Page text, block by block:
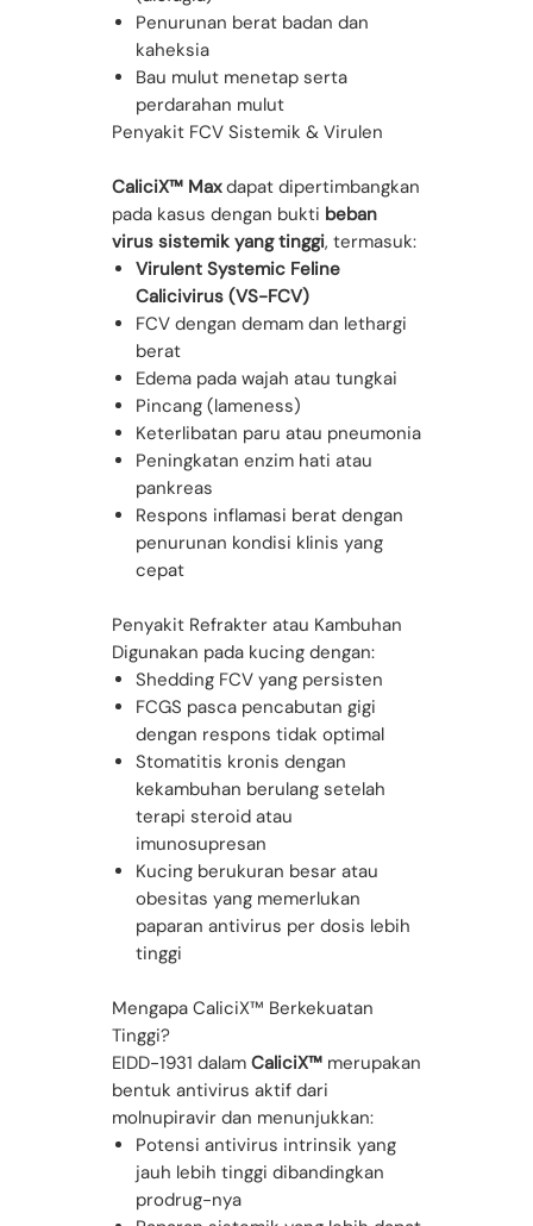
Penurunan berat badan dan
kaheksia
Bau mulut menetap serta
perdarahan mulut
Penyakit FCV Sistemik & Virulen
CaliciX™ Maxdapat dipertimbangkan
pada kasus dengan bukti beban
virus sistemik yang tinggi, termasuk:
Virulent Systemic Feline
Calicivirus (VS-FCV)
FCV dengan demam dan lethargi
berat
Edema pada wajah atau tungkai
Pincang (lameness)
Keterlibatan paru atau pneumonia
Peningkatan enzim hati atau
pankreas
Respons inflamasi berat dengan
penurunan kondisi klinis yang
cepat
Penyakit Refrakter atau Kambuhan
Digunakan pada kucing dengan:
Shedding FCV yang persisten
FCGS pasca pencabutan gigi
dengan respons tidak optimal
Stomatitis kronis dengan
kekambuhan berulang setelah
terapi steroid atau
imunosupresan
Kucing berukuran besar atau
obesitas yang memerlukan
paparan antivirus per dosis lebih
tinggi
Mengapa CaliciX™ Berkekuatan
Tinggi?
EIDD-1931 dalam CaliciX™ merupakan
bentuk antivirus aktif dari
molnupiravir dan menunjukkan:
Potensi antivirus intrinsik yang
jauh lebih tinggi dibandingkan
prodrug-nya